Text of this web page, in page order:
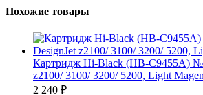
Похожие товары
Картридж Hi-Black (HB-C9455A)
z2100/ 3100/ 3200/ 5200, Light
2 240 ₽